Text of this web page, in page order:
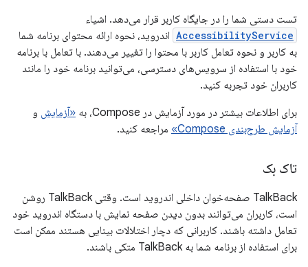
تست دستی شما را در جایگاه کاربر قرار می‌دهد. اشیاء
AccessibilityService اندروید، نحوه ارائه محتوای برنامه شما
به کاربر و نحوه تعامل کاربر با محتوا را تغییر می‌دهند. با تعامل با برنامه
خود با استفاده از سرویس‌های دسترسی، می‌توانید برنامه خود را مانند
کاربران خود تجربه کنید.
برای اطلاعات بیشتر در مورد آزمایش در Compose، به
«آزمایش و
آزمایش طرح‌بندی Compose»
مراجعه کنید.
تاک بک
TalkBack صفحه‌خوان داخلی اندروید است. وقتی TalkBack روشن
است، کاربران می‌توانند بدون دیدن صفحه نمایش با دستگاه اندروید خود
تعامل داشته باشند. کاربرانی که دچار اختلالات بینایی هستند ممکن است
برای استفاده از برنامه شما به TalkBack متکی باشند.